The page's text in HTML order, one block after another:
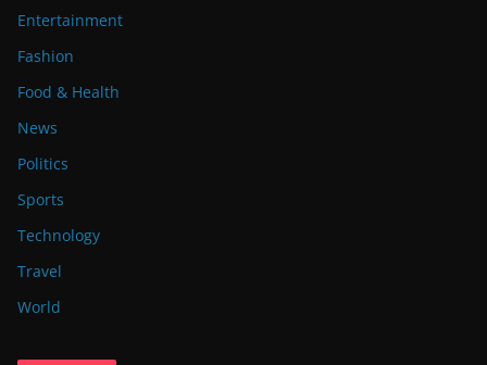
Entertainment
Fashion
Food & Health
News
Politics
Sports
Technology
Travel
World